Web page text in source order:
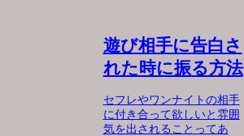
遊び相手に告白さ
れた時に振る方法
セフレやワンナイトの相手
に付き合って欲しいと雰囲
気を出されることってあ